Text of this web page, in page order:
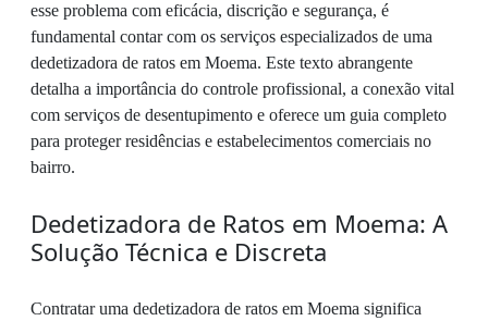
esse problema com eficácia, discrição e segurança, é
fundamental contar com os serviços especializados de uma
dedetizadora de ratos em Moema. Este texto abrangente
detalha a importância do controle profissional, a conexão vital
com serviços de desentupimento e oferece um guia completo
para proteger residências e estabelecimentos comerciais no
bairro.
Dedetizadora de Ratos em Moema: A
Solução Técnica e Discreta
Contratar uma dedetizadora de ratos em Moema significa